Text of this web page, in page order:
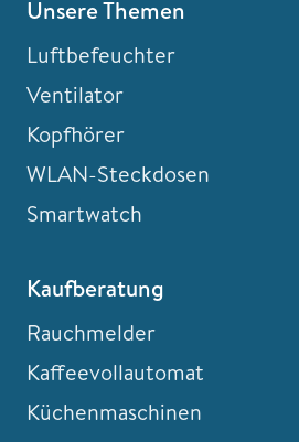
Unsere Themen
Luftbefeuchter
Ventilator
Kopfhörer
WLAN-Steckdosen
Smartwatch
Kaufberatung
Rauchmelder
Kaffeevollautomat
Küchenmaschinen